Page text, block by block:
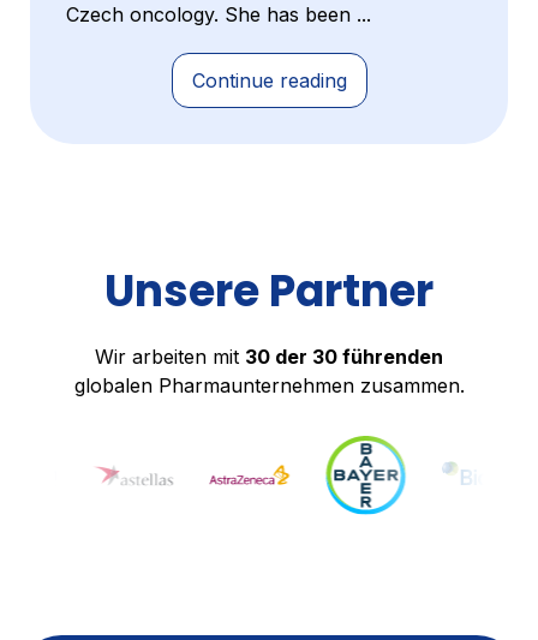
Czech oncology. She has been ...
Continue reading
Unsere Partner
Wir arbeiten mit 30 der 30 führenden
globalen Pharmaunternehmen zusammen.